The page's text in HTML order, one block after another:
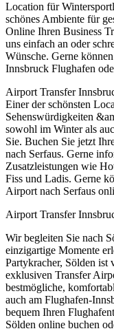
Location für
schönes Ambiente für
Online Ihren Business
uns einfach an oder
Wünsche. Gerne
Innsbruck Flughafen
Airport Transfer
Einer der schönsten
Sehenswürdigkeiten
sowohl im Winter als
Sie. Buchen Sie jetzt
nach Serfaus. Gerne
Zusatzleistungen wie
Fiss und Ladis. Gerne
Airport nach Serfaus
Airport Transfer
Wir begleiten Sie nach
einzigartige Momente
Partykracher, Sölden ist
exklusiven Transfer
bestmögliche,
auch am Flughafen-
bequem Ihren
Sölden online buchen